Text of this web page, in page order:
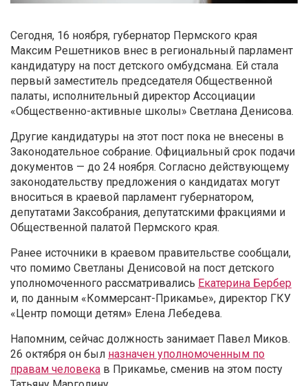
Сегодня, 16 ноября, губернатор Пермского края
Максим Решетников внес в региональный парламент
кандидатуру на пост детского омбудсмана. Ей стала
первый заместитель председателя Общественной
палаты, исполнительный директор Ассоциации
«Общественно-активные школы» Светлана Денисова.
Другие кандидатуры на этот пост пока не внесены в
Законодательное собрание. Официальный срок подачи
документов — до 24 ноября. Согласно действующему
законодательству предложения о кандидатах могут
вноситься в краевой парламент губернатором,
депутатами Заксобрания, депутатскими фракциями и
Общественной палатой Пермского края.
Ранее источники в краевом правительстве сообщали,
что помимо Светланы Денисовой на пост детского
уполномоченного рассматривались Екатерина Бербер
и, по данным «Коммерсант-Прикамье», директор ГКУ
«Центр помощи детям» Елена Лебедева.
Напомним, сейчас должность занимает Павел Миков.
26 октября он был назначен уполномоченным по
правам человека в Прикамье, сменив на этом посту